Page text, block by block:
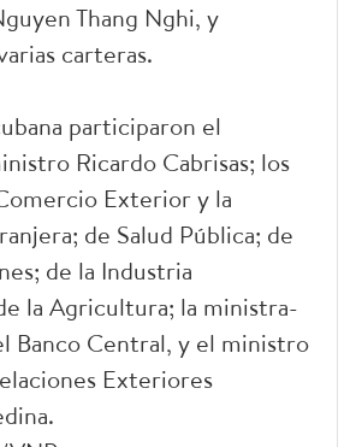
Thang Nghi, y
carteras.
participaron el
Ricardo Cabrisas; los
Exterior y la
de Salud Pública; de
de la Industria
la Agricultura; la ministra-
Banco Central, y el ministro
Exteriores